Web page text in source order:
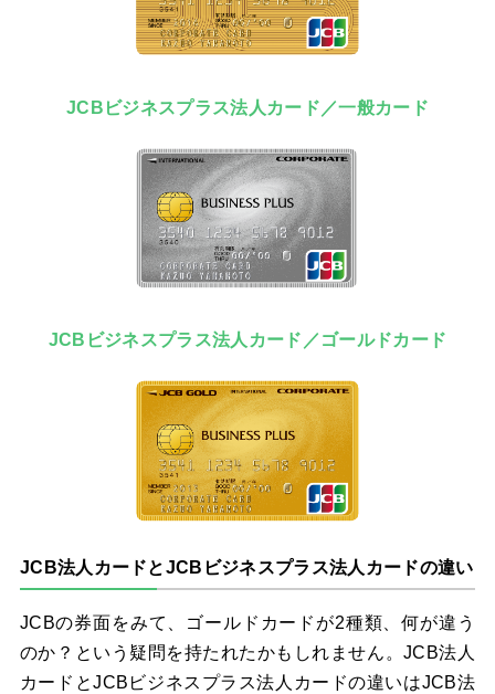
JCBビジネスプラス法人カード／一般カード
JCBビジネスプラス法人カード／ゴールドカード
JCB法人カードとJCBビジネスプラス法人カードの違い
JCBの券面をみて、ゴールドカードが2種類、何が違う
のか？という疑問を持たれたかもしれません。JCB法人
カードとJCBビジネスプラス法人カードの違いはJCB法